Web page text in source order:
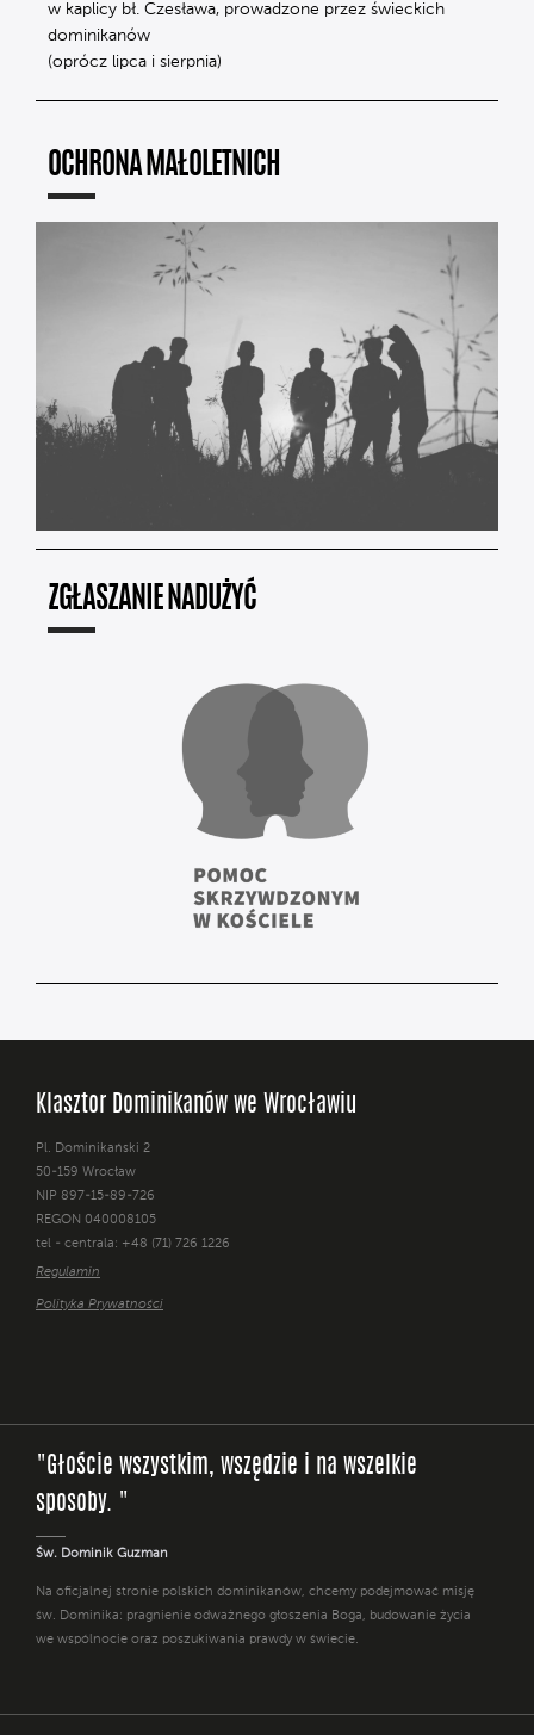
w kaplicy bł. Czesława, prowadzone przez świeckich
dominikanów
(oprócz lipca i sierpnia)
OCHRONA MAŁOLETNICH
ZGŁASZANIE NADUŻYĆ
Klasztor Dominikanów we Wrocławiu
Pl. Dominikański 2
50-159 Wrocław
NIP 897-15-89-726
REGON 040008105
tel - centrala: +48 (71) 726 1226
Regulamin
Polityka Prywatności
"Głoście wszystkim, wszędzie i na wszelkie
sposoby. "
Św. Dominik Guzman
Na oficjalnej stronie polskich dominikanów, chcemy podejmować misję
św. Dominika: pragnienie odważnego głoszenia Boga, budowanie życia
we wspólnocie oraz poszukiwania prawdy w świecie.